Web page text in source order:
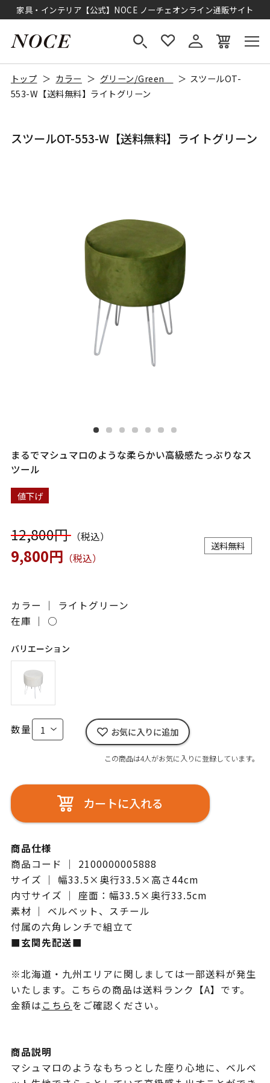
家具・インテリア【公式】NOCE ノーチェオンライン通販サイト
トップ カラー グリーン/Green
スツールOT-
553-W【送料無料】ライトグリーン
スツールOT-553-W【送料無料】ライトグリーン
まるでマシュマロのような柔らかい高級感たっぷりなス
ツール
値下げ
12,800円（税込）
9,800円 （税込）
送料無料
カラー ｜ ライトグリーン
在庫 ｜ ○
バリエーション
数量 お気に入りに追加
この商品は4人がお気に入りに登録しています。
カートに入れる
商品仕様
商品コード ｜ 2100000005888
サイズ ｜ 幅33.5×奥行33.5×高さ44cm
内寸サイズ ｜ 座面：幅33.5×奥行33.5cm
素材 ｜ ベルベット、スチール
付属の六角レンチで組立て
■玄関先配送■
※北海道・九州エリアに関しましては一部送料が発生
いたします。こちらの商品は送料ランク【A】です。
金額はこちらをご確認ください。
商品説明
マシュマロのようなもちっとした座り心地に、ベルベ